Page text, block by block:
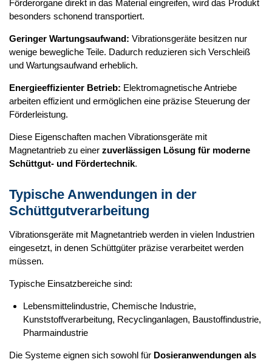
Förderorgane direkt in das Material eingreifen, wird das Produkt
besonders schonend transportiert.
Geringer Wartungsaufwand: Vibrationsgeräte besitzen nur
wenige bewegliche Teile. Dadurch reduzieren sich Verschleiß
und Wartungsaufwand erheblich.
Energieeffizienter Betrieb: Elektromagnetische Antriebe
arbeiten effizient und ermöglichen eine präzise Steuerung der
Förderleistung.
Diese Eigenschaften machen Vibrationsgeräte mit
Magnetantrieb zu einer zuverlässigen Lösung für moderne
Schüttgut- und Fördertechnik.
Typische Anwendungen in der
Schüttgutverarbeitung
Vibrationsgeräte mit Magnetantrieb werden in vielen Industrien
eingesetzt, in denen Schüttgüter präzise verarbeitet werden
müssen.
Typische Einsatzbereiche sind:
Lebensmittelindustrie, Chemische Industrie,
Kunststoffverarbeitung, Recyclinganlagen, Baustoffindustrie,
Pharmaindustrie
Die Systeme eignen sich sowohl für Dosieranwendungen als